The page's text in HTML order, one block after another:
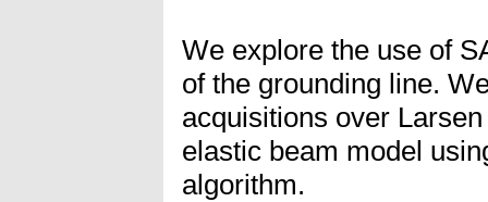
We explore the use of
of the grounding line.
acquisitions over
elastic beam model
algorithm.